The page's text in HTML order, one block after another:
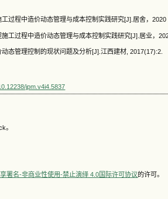
过程中造价动态管理与成本控制实践研究[J].居舍，2020
工过程中造价动态管理与成本控制实践研究[J].居业，
态管理控制的现状问题及分析[J].江西建材, 2017(17):2.
jpm.v4i4.5837
。
署名-非商业性使用-禁止演绎 4.0国际许可协议的许可。